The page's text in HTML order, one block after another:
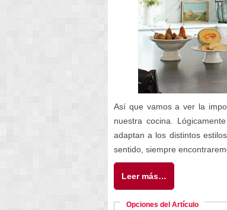
Así que vamos a ver la
nuestra cocina.
adaptan a los distintos
sentido, siempre
Leer más…
Opciones del Artículo